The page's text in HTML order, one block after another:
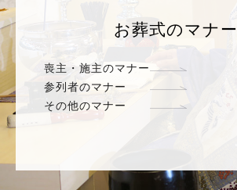
お葬式のマナー
喪主・施主のマナー
参列者のマナー
その他のマナー